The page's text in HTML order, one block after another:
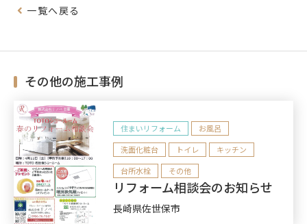
一覧へ戻る
その他の施工事例
住まいリフォーム
お風呂
洗面化粧台
トイレ
キッチン
台所水栓
その他
リフォーム相談会のお知らせ
長崎県佐世保市